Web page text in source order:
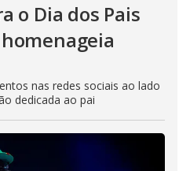
o Dia dos Pais
nas redes sociais ao lado
dedicada ao pai